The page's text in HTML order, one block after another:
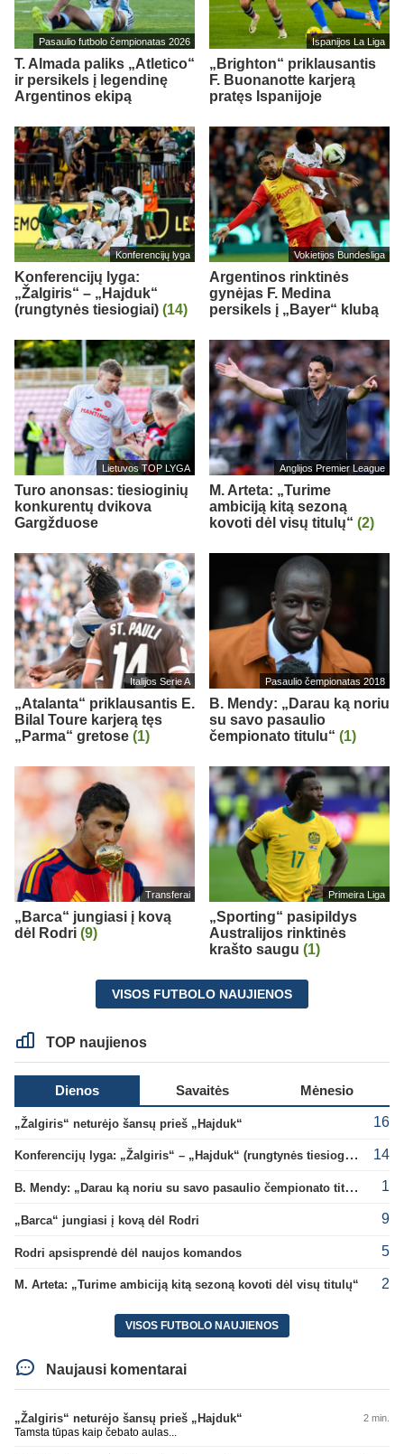
Pasaulio futbolo čempionatas 2026
T. Almada paliks „Atletico“
ir persikels į legendinę
Argentinos ekipą
Ispanijos La Liga
„Brighton“ priklausantis
F. Buonanotte karjerą
pratęs Ispanijoje
Konferencijų lyga
Konferencijų lyga:
„Žalgiris“ – „Hajduk“
(rungtynės tiesiogiai) (14)
Vokietijos Bundesliga
Argentinos rinktinės
gynėjas F. Medina
persikels į „Bayer“ klubą
Lietuvos TOP LYGA
Turo anonsas: tiesioginių
konkurentų dvikova
Gargžduose
Anglijos Premier League
M. Arteta: „Turime
ambiciją kitą sezoną
kovoti dėl visų titulų“ (2)
Italijos Serie A
„Atalanta“ priklausantis E.
Bilal Toure karjerą tęs
„Parma“ gretose (1)
Pasaulio čempionatas 2018
B. Mendy: „Darau ką noriu
su savo pasaulio
čempionato titulu“ (1)
Transferai
„Barca“ jungiasi į kovą
dėl Rodri (9)
Primeira Liga
„Sporting“ pasipildys
Australijos rinktinės
krašto saugu (1)
VISOS FUTBOLO NAUJIENOS
TOP naujienos
Dienos Savaitės Mėnesio
„Žalgiris“ neturėjo šansų prieš „Hajduk“ 16
Konferencijų lyga: „Žalgiris“ – „Hajduk“ (rungtynės tiesiogiai) 14
B. Mendy: „Darau ką noriu su savo pasaulio čempionato titulu“ 1
„Barca“ jungiasi į kovą dėl Rodri 9
Rodri apsisprendė dėl naujos komandos 5
M. Arteta: „Turime ambiciją kitą sezoną kovoti dėl visų titulų“ 2
VISOS FUTBOLO NAUJIENOS
Naujausi komentarai
„Žalgiris“ neturėjo šansų prieš „Hajduk“ 2 min.
Tamsta tūpas kaip čebato aulas...